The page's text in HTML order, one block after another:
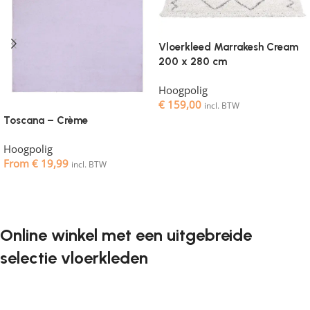
Toscana – Crème
Hoogpolig
From € 19,99 incl. BTW
Vloerkleed Marrakesh Cream
200 x 280 cm
Hoogpolig
€ 159,00 incl. BTW
Online winkel met een uitgebreide
selectie vloerkleden